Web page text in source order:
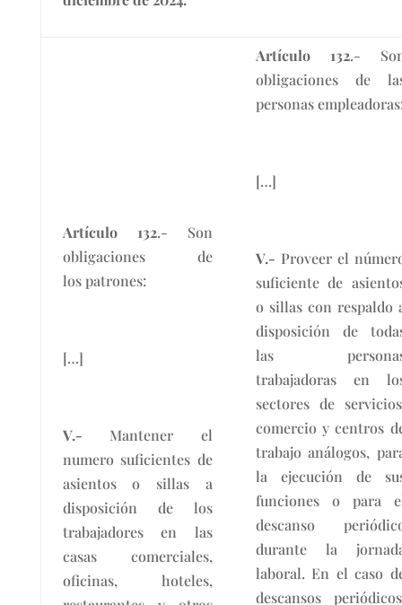
Artículo 132.- Son
obligaciones de
los patrones:
[…]
V.- Mantener el
numero suficientes de
asientos o sillas a
disposición de los
trabajadores en las
casas comerciales,
oficinas, hoteles,
Artículo 132.-
obligaciones de
personas
[…]
V.- Proveer el
suficiente de
o sillas con respaldo
disposición de
las
trabajadoras en
sectores de
comercio y centros
trabajo análogos,
la ejecución de
funciones o para
descanso
durante la
laboral. En el caso
descansos